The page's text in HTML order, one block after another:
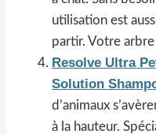
utilisation est
partir. Votre arbre
Resolve Ultra
Solution
d’animaux
à la hauteur.